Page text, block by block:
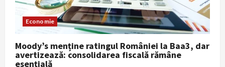
Economie
Moody’s menține ratingul României la Baa3, dar
avertizează: consolidarea fiscală rămâne
esențială